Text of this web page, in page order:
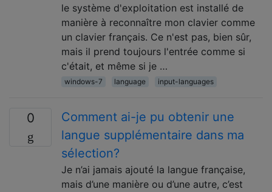
le système d'exploitation est installé de
manière à reconnaître mon clavier comme
un clavier français. Ce n'est pas, bien sûr,
mais il prend toujours l'entrée comme si
c'était, et même si je …
windows-7 language input-languages
0
Comment ai-je pu obtenir une
langue supplémentaire dans ma
sélection?
Je n’ai jamais ajouté la langue française,
mais d’une manière ou d’une autre, c’est